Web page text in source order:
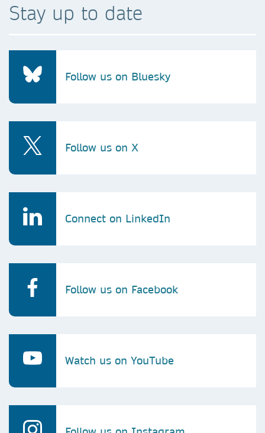
Stay up to date
Follow us on Bluesky
Follow us on X
Connect on LinkedIn
Follow us on Facebook
Watch us on YouTube